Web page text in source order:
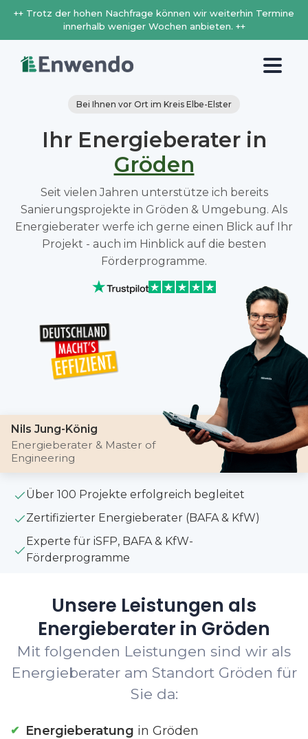
++ Trotz der hohen Nachfrage können wir weiterhin Termine
innerhalb weniger Wochen anbieten. ++
Bei Ihnen vor Ort im Kreis Elbe-Elster
Ihr Energieberater in
Gröden
Seit vielen Jahren unterstütze ich bereits
Sanierungsprojekte in Gröden & Umgebung. Als
Energieberater werfe ich gerne einen Blick auf Ihr
Projekt - auch im Hinblick auf die besten
Förderprogramme.
Nils Jung-König
Energieberater & Master of
Engineering
Über 100 Projekte erfolgreich begleitet
Zertifizierter Energieberater (BAFA & KfW)
Experte für iSFP, BAFA & KfW-
Förderprogramme
Unsere Leistungen als
Energieberater in Gröden
Mit folgenden Leistungen sind wir als
Energieberater am Standort Gröden für
Sie da:
Energieberatung in Gröden